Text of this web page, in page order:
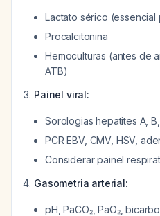
Lactato sérico (essencial
Procalcitonina
Hemoculturas (antes de
ATB)
Painel viral:
Sorologias hepatites A,
PCR EBV, CMV, HSV,
Considerar painel
Gasometria arterial:
pH, PaCO₂, PaO₂,